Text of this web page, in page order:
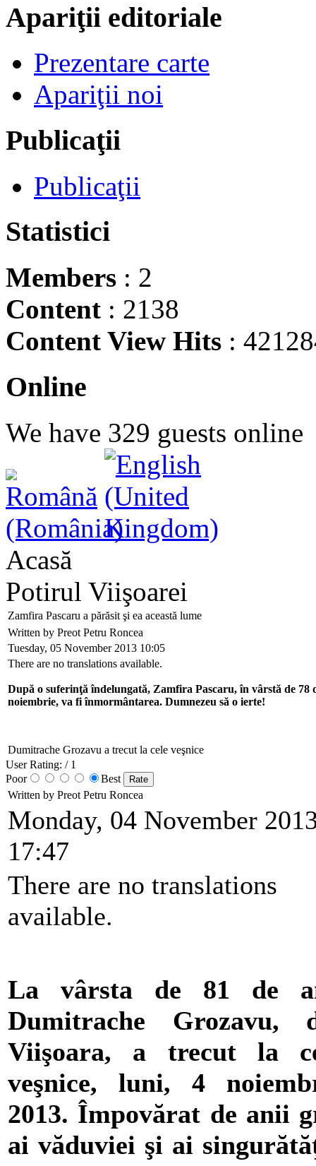
Apariţii editoriale
Prezentare carte
Apariţii noi
Publicaţii
Publicaţii
Statistici
Members : 2
Content : 2138
Content View Hits :
Online
We have 329 guests online
Acasă
Potirul Viişoarei
Zamfira Pascaru a părăsit şi ea această lume
Written by Preot Petru Roncea
Tuesday, 05 November 2013 10:05
There are no translations available.
După o suferinţă îndelungată, Zamfira Pascaru, în vârstă de
noiembrie, va fi înmormântarea. Dumnezeu să o ierte!
Dumitrache Grozavu a trecut la cele veşnice
User Rating: / 1
Poor
Best
Written by Preot Petru Roncea
Monday, 04 November
17:47
There are no translations
available.
La vârsta de 81 de
Dumitrache Grozavu,
Viişoara, a trecut la
veşnice, luni, 4
2013. Împovărat de anii
ai văduviei şi ai